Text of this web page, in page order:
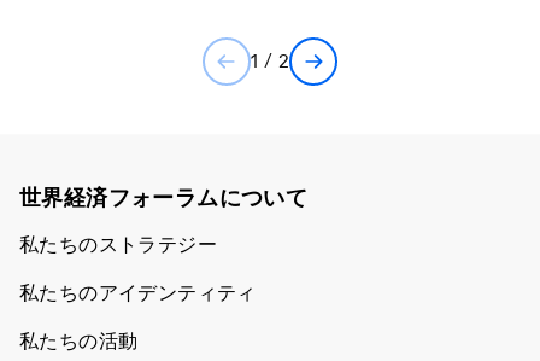
1 / 2
世界経済フォーラムについて
私たちのストラテジー
私たちのアイデンティティ
私たちの活動